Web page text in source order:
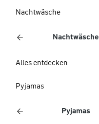
Nachtwäsche
Nachtwäsche
Alles entdecken
Pyjamas
Pyjamas